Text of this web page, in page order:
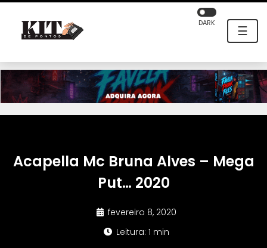
☰
DARK
Acapella Mc Bruna Alves – Mega
Put… 2020
fevereiro 8, 2020
Leitura: 1 min